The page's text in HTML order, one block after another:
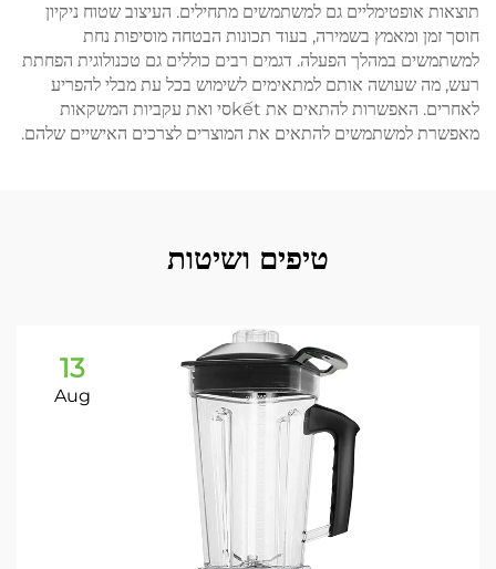
תוצאות אופטימליים גם למשתמשים מתחילים. העיצוב שטוח ניקיון
חוסך זמן ומאמץ בשמירה, בעוד תכונות הבטחה מוסיפות נחת
למשתמשים במהלך הפעלה. דגמים רבים כוללים גם טכנולוגית הפחתת
רעש, מה שעושה אותם למתאימים לשימוש בכל עת מבלי להפריע
לאחרים. האפשרות להתאים את kếtסי ואת עקביות המשקאות
מאפשרת למשתמשים להתאים את המוצרים לצרכים האישיים שלהם.
טיפים ושיטות
13
Aug